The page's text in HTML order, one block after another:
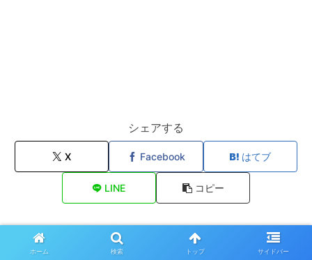
シェアする
X Facebook はてブ
LINE コピー
infoをフォローする
ホーム 検索 トップ サイドバー